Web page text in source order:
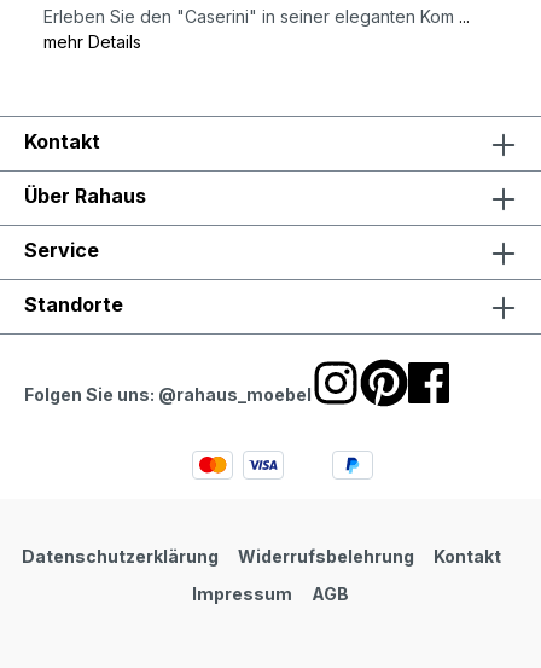
Erleben Sie den "Caserini" in seiner eleganten Kom ...
mehr Details
Kontakt
Über Rahaus
Service
Standorte
Folgen Sie uns: @rahaus_moebel
Datenschutzerklärung Widerrufsbelehrung
Kontakt
Impressum
AGB